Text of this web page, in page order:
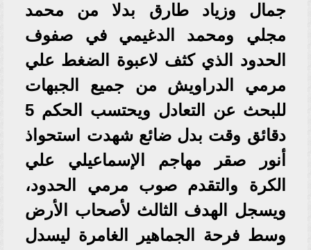
جمال وزياد طارق بدلا من محمد
مجلي ومحمد الدغيمي في صفوف
الحدود الذي كثف لاعبوة الضغط علي
مرمي الدراويش من جميع الجبهات
للبحث عن التعادل ويحتسب الحكم 5
دقائق وقت بدل ضائع شهدت استحواذ
أنور صقر مهاجم الإسماعيلي علي
الكرة والتقدم صوب مرمي الحدود،
ويسجل الهدف الثالث لأصحاب الأرض
وسط فرحة الجماهير الغامرة ليسدل